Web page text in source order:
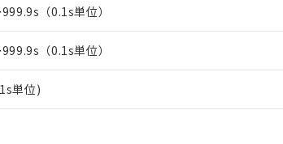
（0.1s単位）
（0.1s単位）
単位)
明書
明するもので、過去に遡って非含有を証明するも
ル類４物質の対応では、対応完了までの期間は出
完了していることから、特段のことがない限り、